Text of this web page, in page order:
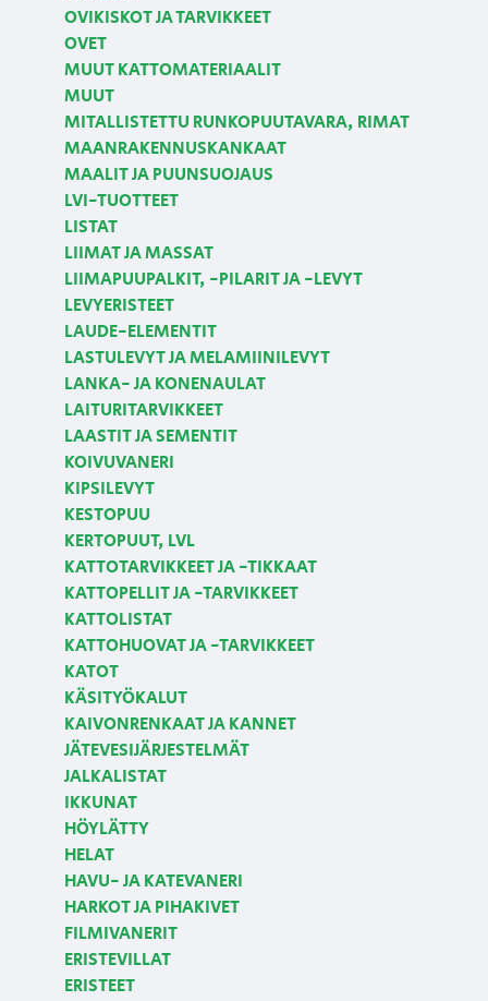
OVIKISKOT JA TARVIKKEET
OVET
MUUT KATTOMATERIAALIT
MUUT
MITALLISTETTU RUNKOPUUTAVARA, RIMAT
MAANRAKENNUSKANKAAT
MAALIT JA PUUNSUOJAUS
LVI-TUOTTEET
LISTAT
LIIMAT JA MASSAT
LIIMAPUUPALKIT, -PILARIT JA -LEVYT
LEVYERISTEET
LAUDE-ELEMENTIT
LASTULEVYT JA MELAMIINILEVYT
LANKA- JA KONENAULAT
LAITURITARVIKKEET
LAASTIT JA SEMENTIT
KOIVUVANERI
KIPSILEVYT
KESTOPUU
KERTOPUUT, LVL
KATTOTARVIKKEET JA -TIKKAAT
KATTOPELLIT JA -TARVIKKEET
KATTOLISTAT
KATTOHUOVAT JA -TARVIKKEET
KATOT
KÄSITYÖKALUT
KAIVONRENKAAT JA KANNET
JÄTEVESIJÄRJESTELMÄT
JALKALISTAT
IKKUNAT
HÖYLÄTTY
HELAT
HAVU- JA KATEVANERI
HARKOT JA PIHAKIVET
FILMIVANERIT
ERISTEVILLAT
ERISTEET